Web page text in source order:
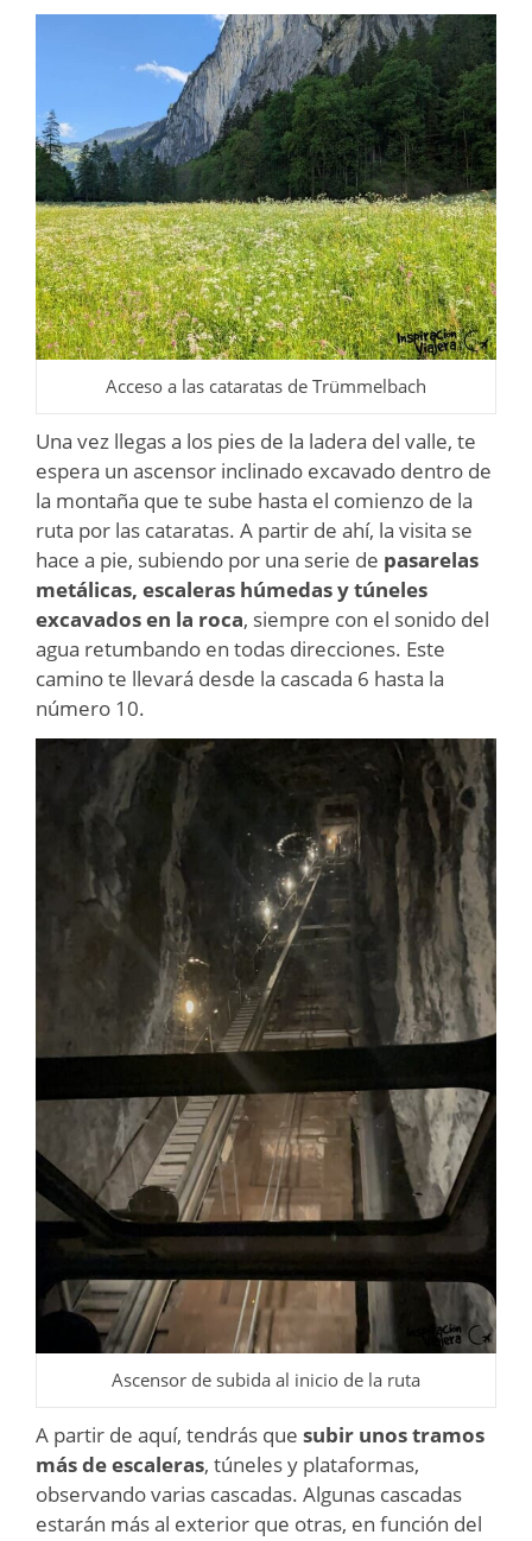
Acceso a las cataratas de Trümmelbach
Una vez llegas a los pies de la ladera del valle, te
espera un ascensor inclinado excavado dentro de
la montaña que te sube hasta el comienzo de la
ruta por las cataratas. A partir de ahí, la visita se
hace a pie, subiendo por una serie de pasarelas
metálicas, escaleras húmedas y túneles
excavados en la roca, siempre con el sonido del
agua retumbando en todas direcciones. Este
camino te llevará desde la cascada 6 hasta la
número 10.
Ascensor de subida al inicio de la ruta
A partir de aquí, tendrás que subir unos tramos
más de escaleras, túneles y plataformas,
observando varias cascadas. Algunas cascadas
estarán más al exterior que otras, en función del